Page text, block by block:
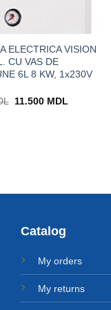
ELECTRICA VISION
CU VAS DE
6L 8 KW, 1x230V
Prețul
11.500 MDL
Catalog
My orders
My returns